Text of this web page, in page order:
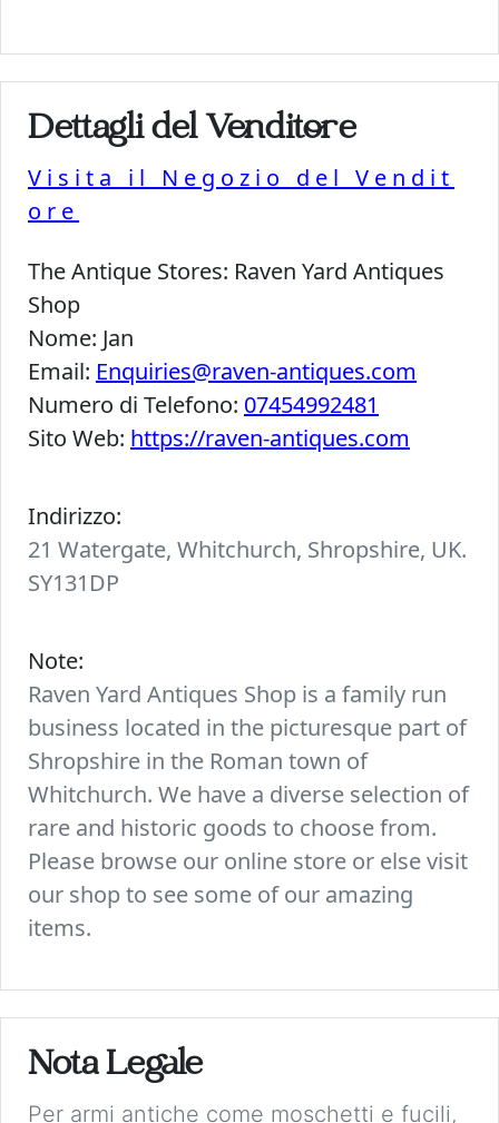
Dettagli del Venditore
Visita il Negozio del Vendit
ore
The Antique Stores: Raven Yard Antiques
Shop
Nome: Jan
Email: Enquiries@raven-antiques.com
Numero di Telefono: 07454992481
Sito Web: https://raven-antiques.com
Indirizzo:
21 Watergate, Whitchurch, Shropshire, UK.
SY131DP
Note:
Raven Yard Antiques Shop is a family run
business located in the picturesque part of
Shropshire in the Roman town of
Whitchurch. We have a diverse selection of
rare and historic goods to choose from.
Please browse our online store or else visit
our shop to see some of our amazing
items.
Nota Legale
Per armi antiche come moschetti e fucili,